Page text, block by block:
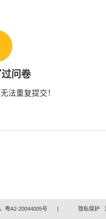
问卷
法重复提交！
粤A2-20044005号 | 隐私保护